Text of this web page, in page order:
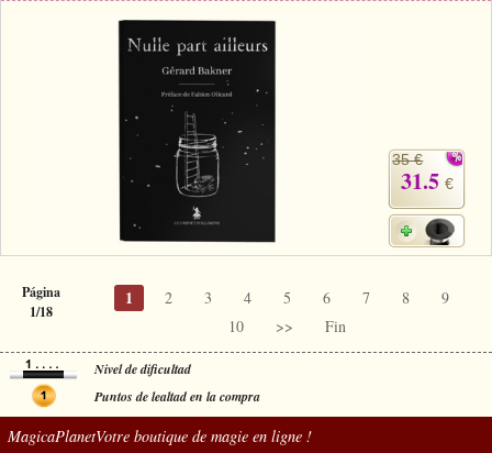
35 €
31.5 €
Página
1/18
1 2 3 4 5 6 7 8
9
10
>> Fin
Nivel de dificultad
Puntos de lealtad en la compra
MagicaPlanetVotre boutique de magie en ligne !